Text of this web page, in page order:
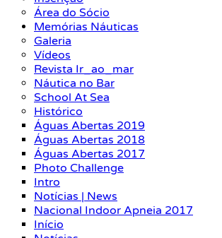
Área do Sócio
Memórias Náuticas
Galeria
Vídeos
Revista Ir_ao_mar
Náutica no Bar
School At Sea
Histórico
Águas Abertas 2019
Águas Abertas 2018
Águas Abertas 2017
Photo Challenge
Intro
Notícias | News
Nacional Indoor Apneia 2017
Início